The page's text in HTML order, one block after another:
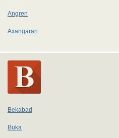
Angren
Axangaran
Bekabad
Buka